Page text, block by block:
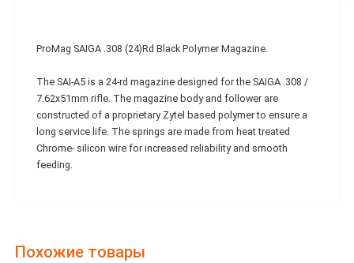
ProMag SAIGA .308 (24)Rd Black Polymer Magazine.
The SAI-A5 is a 24-rd magazine designed for the SAIGA .308 /
7.62x51mm rifle. The magazine body and follower are
constructed of a proprietary Zytel based polymer to ensure a
long service life. The springs are made from heat treated
Chrome- silicon wire for increased reliability and smooth
feeding.
Похожие товары